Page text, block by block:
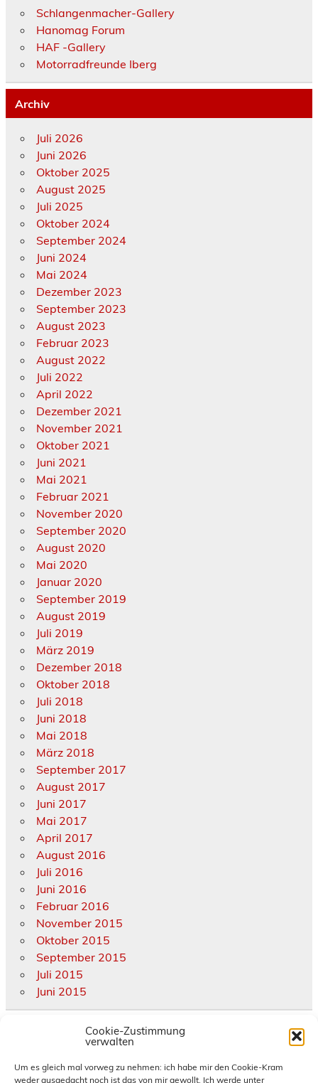
Cookie-Zustimmung
verwalten
Um es gleich mal vorweg zu nehmen: ich habe mir den Cookie-Kram
weder ausgedacht noch ist das von mir gewollt. Ich werde unter
Schlangenmacher-Gallery
Hanomag Forum
HAF -Gallery
Motorradfreunde Iberg
Archiv
Juli 2026
Juni 2026
Oktober 2025
August 2025
Juli 2025
Oktober 2024
September 2024
Juni 2024
Mai 2024
Dezember 2023
September 2023
August 2023
Februar 2023
August 2022
Juli 2022
April 2022
Dezember 2021
November 2021
Oktober 2021
Juni 2021
Mai 2021
Februar 2021
November 2020
September 2020
August 2020
Mai 2020
Januar 2020
September 2019
August 2019
Juli 2019
März 2019
Dezember 2018
Oktober 2018
Juli 2018
Juni 2018
Mai 2018
März 2018
September 2017
August 2017
Juni 2017
Mai 2017
April 2017
August 2016
Juli 2016
Juni 2016
Februar 2016
November 2015
Oktober 2015
September 2015
Juli 2015
Juni 2015
Allgemein